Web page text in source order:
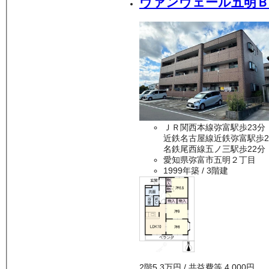
ＪＲ関西本線弥富駅歩23分
近鉄名古屋線近鉄弥富駅歩
名鉄尾西線五ノ三駅歩22分
愛知県弥富市五明２丁目
1999年築 / 3階建